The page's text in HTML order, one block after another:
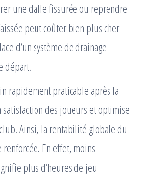
une dalle fissurée ou reprendre
peut coûter bien plus cher
d’un système de drainage
départ.
rapidement praticable après la
des joueurs et optimise
Ainsi, la rentabilité globale du
renforcée. En effet, moins
plus d’heures de jeu